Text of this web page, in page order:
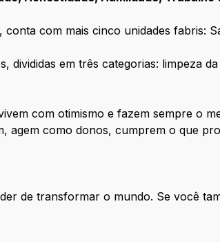
com mais cinco unidades fabris:
em três categorias: limpeza
com otimismo e fazem sempre o
agem como donos, cumprem o que
de transformar o mundo. Se você